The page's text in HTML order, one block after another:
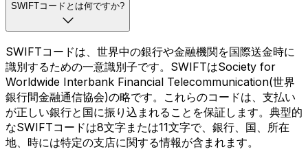
SWIFTコードとは何ですか?
SWIFTコードは、世界中の銀行や金融機関を国際送金時に
識別するための一意識別子です。SWIFTはSociety for
Worldwide Interbank Financial Telecommunication(世界
銀行間金融通信協会)の略です。これらのコードは、支払い
が正しい銀行と国に振り込まれることを保証します。典型的
なSWIFTコードは8文字または11文字で、銀行、国、所在
地、時には特定の支店に関する情報が含まれます。